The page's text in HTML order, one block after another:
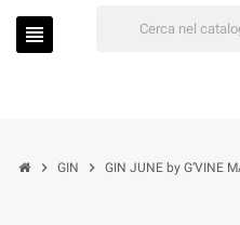
view_headline
chevron_right GIN chevron_right GIN JUNE by G’VINE